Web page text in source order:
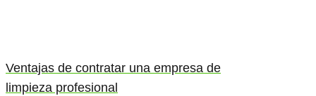
Ventajas de contratar una empresa de
limpieza profesional